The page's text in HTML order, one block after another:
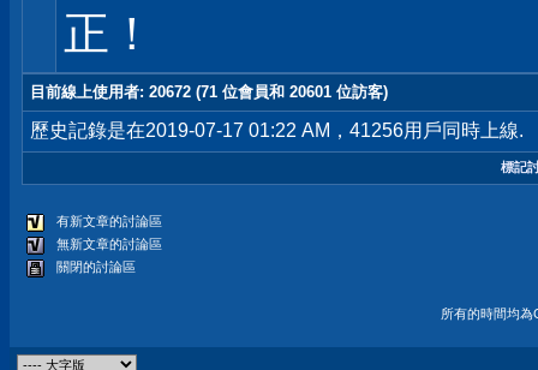
正！
目前線上使用者: 20672 (71 位會員和 20601 位訪客)
歷史記錄是在2019-07-17 01:22 AM，41256用戶同時上線.
標記
有新文章的討論區
無新文章的討論區
關閉的討論區
所有的時間均為